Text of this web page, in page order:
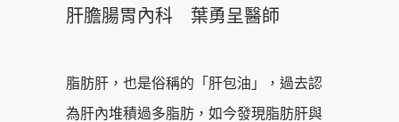
肝膽腸胃內科 葉勇呈醫師
脂肪肝，也是俗稱的「肝包油」，過去認
為肝內堆積過多脂肪，如今發現脂肪肝與